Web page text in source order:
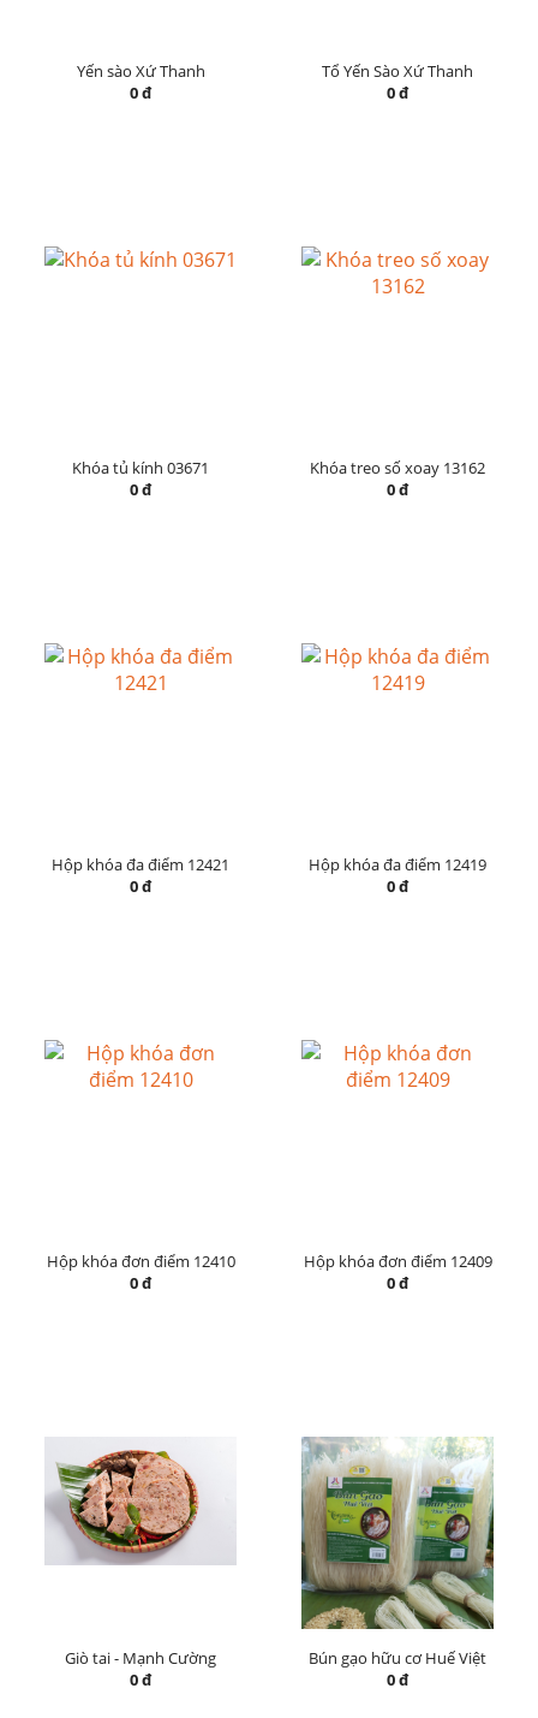
Yến sào Xứ Thanh
0 đ
Tổ Yến Sào Xứ Thanh
0 đ
Khóa tủ kính 03671
0 đ
Khóa treo số xoay 13162
0 đ
Hộp khóa đa điểm 12421
0 đ
Hộp khóa đa điểm 12419
0 đ
Hộp khóa đơn điểm 12410
0 đ
Hộp khóa đơn điểm 12409
0 đ
Giò tai - Mạnh Cường
0 đ
Bún gạo hữu cơ Huế Việt
0 đ